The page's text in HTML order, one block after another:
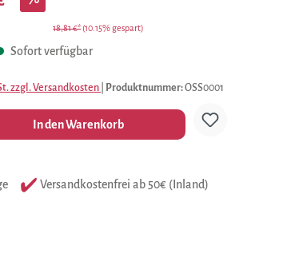
18,81 €* (10.15% gespart)
Sofort verfügbar
zzgl. Versandkosten Produktnummer:OSS0001
In den Warenkorb
Versandkostenfrei ab 50€ (Inland)